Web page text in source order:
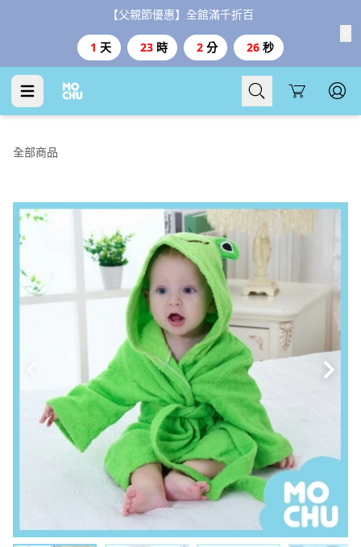
【父親節優惠】全館滿千折百
1 天 23 時 2 分 25 秒
Cart
全部商品